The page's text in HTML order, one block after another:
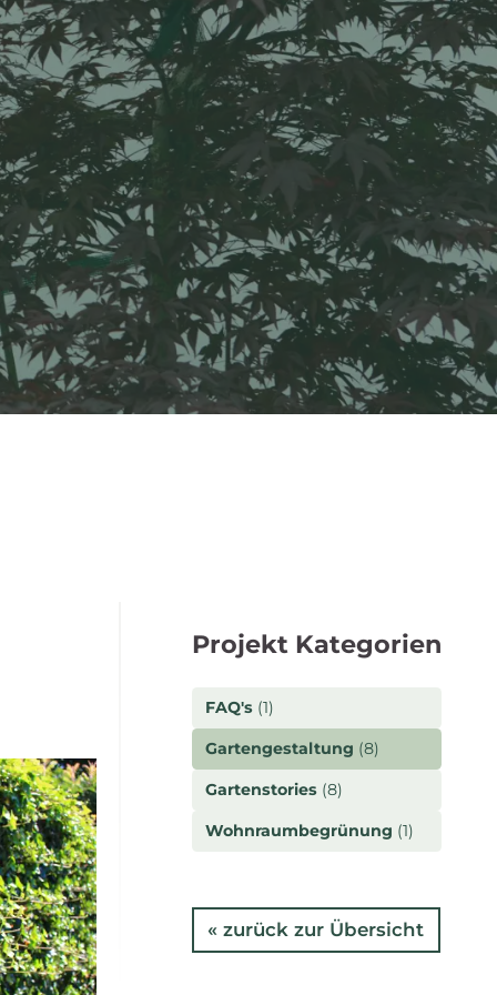
Projekt Kategorien
FAQ's (1)
Gartengestaltung (8)
Gartenstories (8)
Wohnraumbegrünung (1)
« zurück zur Übersicht